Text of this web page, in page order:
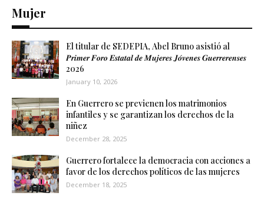
Mujer
El titular de SEDEPIA, Abel Bruno asistió al
𝑷𝒓𝒊𝒎𝒆𝒓 𝑭𝒐𝒓𝒐 𝑬𝒔𝒕𝒂𝒕𝒂𝒍 𝒅𝒆 𝑴𝒖𝒋𝒆𝒓𝒆𝒔 𝑱𝒐́𝒗𝒆𝒏𝒆𝒔 𝑮𝒖𝒆𝒓𝒓𝒆𝒓𝒆𝒏𝒔𝒆𝒔
2026
January 10, 2026
En Guerrero se previenen los matrimonios
infantiles y se garantizan los derechos de la
niñez
December 28, 2025
Guerrero fortalece la democracia con acciones a
favor de los derechos políticos de las mujeres
December 18, 2025